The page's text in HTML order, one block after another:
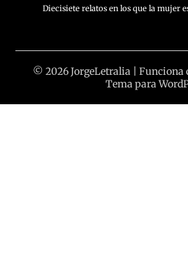
Diecisiete relatos en los que la mujer
© 2026 JorgeLetralia | Funciona
Tema para